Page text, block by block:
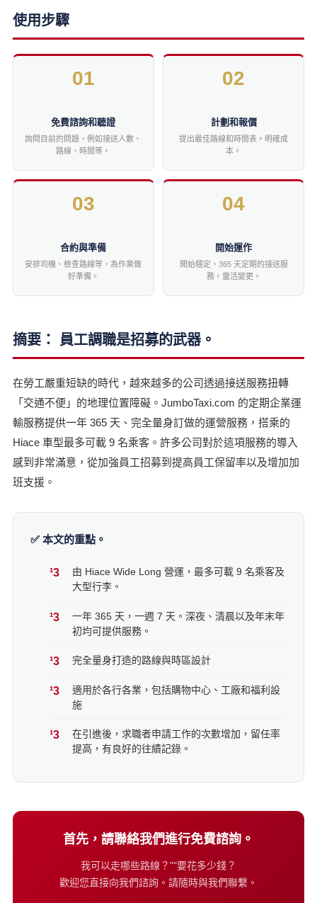
使用步驟
01
免費諮詢和聽證
詢問目前的問題，例如接送人數、
路線、時間等。
02
計劃和報價
提出最佳路線和時間表。明確成
本。
03
合約與準備
安排司機、檢查路線等，為作業做
好準備。
04
開始運作
開始穩定、365 天定期的接送服
務。靈活變更。
摘要： 員工調職是招募的武器。
在勞工嚴重短缺的時代，越來越多的公司透過接送服務扭轉
「交通不便」的地理位置障礙。JumboTaxi.com 的定期企業運
輸服務提供一年 365 天、完全量身訂做的運營服務，搭乘的
Hiace 車型最多可載 9 名乘客。許多公司對於這項服務的導入
感到非常滿意，從加強員工招募到提高員工保留率以及增加加
班支援。
✅ 本文的重點。
由 Hiace Wide Long 營運，最多可載 9 名乘客及
大型行李。
一年 365 天，一週 7 天。深夜、清晨以及年末年
初均可提供服務。
完全量身打造的路線與時區設計
適用於各行各業，包括購物中心、工廠和福利設
施
在引進後，求職者申請工作的次數增加，留任率
提高，有良好的往績記錄。
首先，請聯絡我們進行免費諮詢。
我可以走哪些路線？""要花多少錢？
歡迎您直接向我們諮詢。請隨時與我們聯繫。